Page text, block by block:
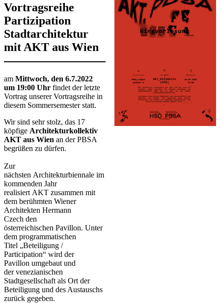
Vortragsreihe
Partizipation
Stadtarchitektur
mit AKT aus Wien
​​​​​​​​​am Mittwoch, den 6.7.2022
um 19:00 Uhr findet der letzte
Vortrag unserer Vortragsreihe in
diesem Sommersemester statt.
Wir sind sehr stolz, das 17
köpfige Architekturkollektiv
AKT aus Wien an der PBSA
begrüßen zu dürfen.
Zur
nächsten Architekturbiennale im
kommenden Jahr
realisiert AKT zusammen mit
dem berühmten Wiener
Architekten Hermann
Czech den
österreichischen Pavillon. Unter
dem programmatischen
Titel „Beteiligung /
Participation“ wird der
Pavillon umgebaut und
der venezianischen
Stadtgesellschaft als Ort der
Beteiligung und des Austauschs
zurück gegeben.